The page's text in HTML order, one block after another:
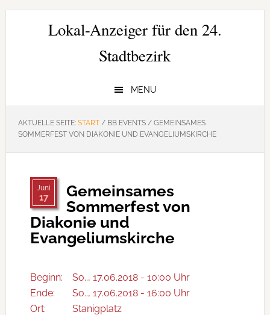
Zur
Hauptnavigation
Zum
Zur
SeitenspalteLokal-Anzeiger für den 24.
Stadtbezirk
MENU
AKTUELLE SEITE: START /BB EVENTS /GEMEINSAMES
SOMMERFEST VON DIAKONIE UND EVANGELIUMSKIRCHE
Juni
17
Gemeinsames
Sommerfest von
Diakonie und
Evangeliumskirche
Beginn:
So.., 17.06.2018 - 10:00 Uhr
Ende:
So.., 17.06.2018 - 16:00 Uhr
Ort:
Stanigplatz